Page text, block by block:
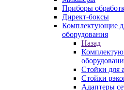
Приборы
Директ-боксы
Комплектующие
оборудования
Назад
Стойки для
Стойки
Адаптеры